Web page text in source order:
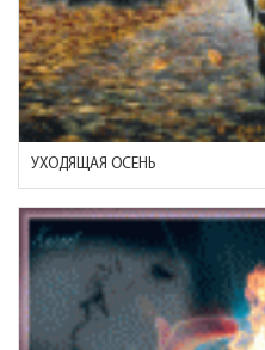
УХОДЯЩАЯ ОСЕНЬ